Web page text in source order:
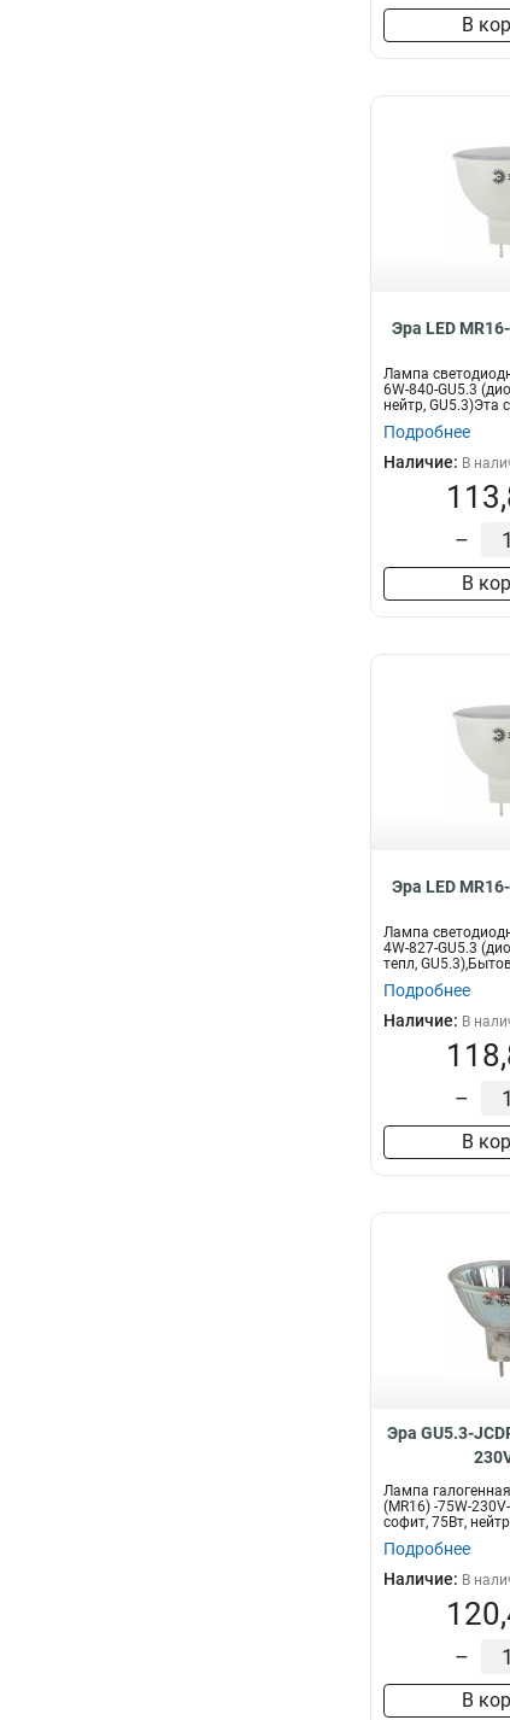
В
Эра LED
Лампа
6W-840-GU5.3
нейтр, GU5.3)Эта
Подробнее
Наличие: В
–
В
Эра LED
Лампа
4W-827-GU5.3
тепл,
Подробнее
Наличие: В
–
В
Эра GU5.3-
Лампа
(MR16) -75W-
софит, 75Вт,
Подробнее
Наличие: В
–
В